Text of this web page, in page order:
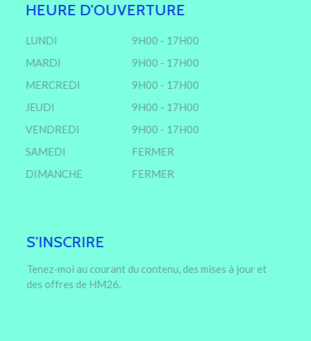
HEURE D'OUVERTURE
LUNDI
9H00 - 17H00
MARDI
9H00 - 17H00
MERCREDI
9H00 - 17H00
JEUDI
9H00 - 17H00
VENDREDI
9H00 - 17H00
SAMEDI
FERMER
DIMANCHE
FERMER
S'INSCRIRE
Tenez-moi au courant du contenu, des mises à jour et
des offres de HM26.